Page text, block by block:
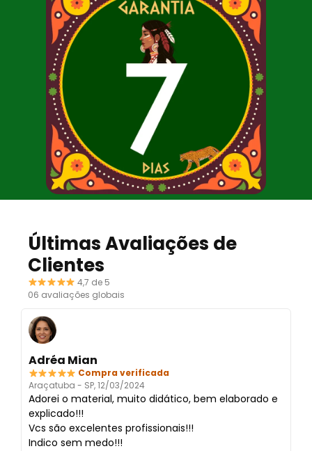
Últimas Avaliações de
Clientes
4,7 de 5
06 avaliações globais
Adréa Mian
Compra verificada
Araçatuba - SP, 12/03/2024
Adorei o material, muito didático, bem elaborado e
explicado!!!
Vcs são excelentes profissionais!!!
Indico sem medo!!!